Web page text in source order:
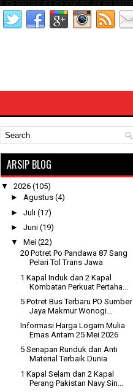
ARSIP BLOG
▼ 2026 (105)
► Agustus (4)
► Juli (17)
► Juni (19)
▼ Mei (22)
20 Potret Po Pandawa 87 Sang
Pelari Tol Trans Jawa
1 Kapal Induk dan 2 Kapal
Kombatan Perkuat Pertaha...
5 Potret Bus Terbaru PO Sumber
Jaya Makmur Wonogi...
Informasi Harga Logam Mulia
Emas Antam 25 Mei 2026
5 Senapan Runduk dan Anti
Material Terbaik Dunia
1 Kapal Selam dan 2 Kapal
Perang Pakistan Navy Sin...